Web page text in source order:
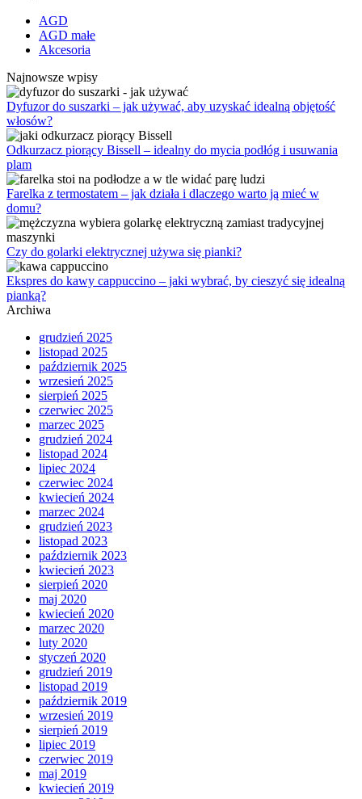
AGD
AGD małe
Akcesoria
Najnowsze wpisy
Dyfuzor do suszarki – jak używać, aby uzyskać idealną objętość
włosów?
Odkurzacz piorący Bissell – idealny do mycia podłóg i usuwania
plam
Farelka z termostatem – jak działa i dlaczego warto ją mieć w
domu?
Czy do golarki elektrycznej używa się pianki?
Ekspres do kawy cappuccino – jaki wybrać, by cieszyć się idealną
pianką?
Archiwa
grudzień 2025
listopad 2025
październik 2025
wrzesień 2025
sierpień 2025
czerwiec 2025
marzec 2025
grudzień 2024
listopad 2024
lipiec 2024
czerwiec 2024
kwiecień 2024
marzec 2024
grudzień 2023
listopad 2023
październik 2023
kwiecień 2023
sierpień 2020
maj 2020
kwiecień 2020
marzec 2020
luty 2020
styczeń 2020
grudzień 2019
listopad 2019
październik 2019
wrzesień 2019
sierpień 2019
lipiec 2019
czerwiec 2019
maj 2019
kwiecień 2019